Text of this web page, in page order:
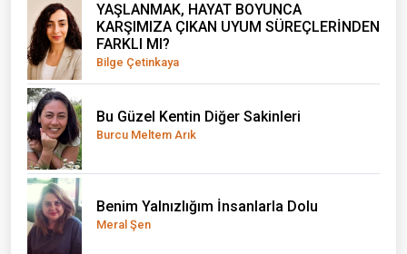
YAŞLANMAK, HAYAT BOYUNCA
KARŞIMIZA ÇIKAN UYUM SÜREÇLERİNDEN
FARKLI MI?
Bilge Çetinkaya
Bu Güzel Kentin Diğer Sakinleri
Burcu Meltem Arık
Benim Yalnızlığım İnsanlarla Dolu
Meral Şen